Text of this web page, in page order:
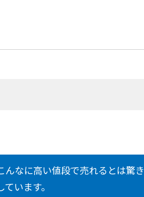
なに高い値段で売れるとは驚き
います。